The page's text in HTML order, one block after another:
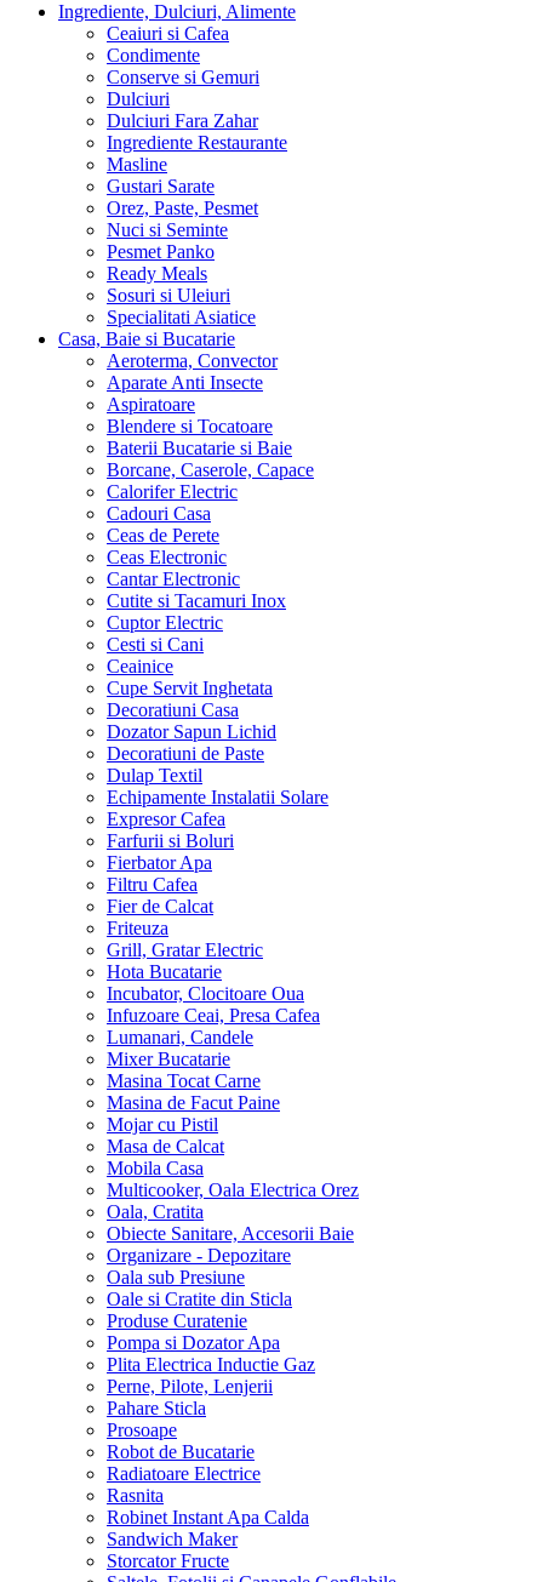
Ingrediente, Dulciuri, Alimente
Ceaiuri si Cafea
Condimente
Conserve si Gemuri
Dulciuri
Dulciuri Fara Zahar
Ingrediente Restaurante
Masline
Gustari Sarate
Orez, Paste, Pesmet
Nuci si Seminte
Pesmet Panko
Ready Meals
Sosuri si Uleiuri
Specialitati Asiatice
Casa, Baie si Bucatarie
Aeroterma, Convector
Aparate Anti Insecte
Aspiratoare
Blendere si Tocatoare
Baterii Bucatarie si Baie
Borcane, Caserole, Capace
Calorifer Electric
Cadouri Casa
Ceas de Perete
Ceas Electronic
Cantar Electronic
Cutite si Tacamuri Inox
Cuptor Electric
Cesti si Cani
Ceainice
Cupe Servit Inghetata
Decoratiuni Casa
Dozator Sapun Lichid
Decoratiuni de Paste
Dulap Textil
Echipamente Instalatii Solare
Expresor Cafea
Farfurii si Boluri
Fierbator Apa
Filtru Cafea
Fier de Calcat
Friteuza
Grill, Gratar Electric
Hota Bucatarie
Incubator, Clocitoare Oua
Infuzoare Ceai, Presa Cafea
Lumanari, Candele
Mixer Bucatarie
Masina Tocat Carne
Masina de Facut Paine
Mojar cu Pistil
Masa de Calcat
Mobila Casa
Multicooker, Oala Electrica Orez
Oala, Cratita
Obiecte Sanitare, Accesorii Baie
Organizare - Depozitare
Oala sub Presiune
Oale si Cratite din Sticla
Produse Curatenie
Pompa si Dozator Apa
Plita Electrica Inductie Gaz
Perne, Pilote, Lenjerii
Pahare Sticla
Prosoape
Robot de Bucatarie
Radiatoare Electrice
Rasnita
Robinet Instant Apa Calda
Sandwich Maker
Storcator Fructe